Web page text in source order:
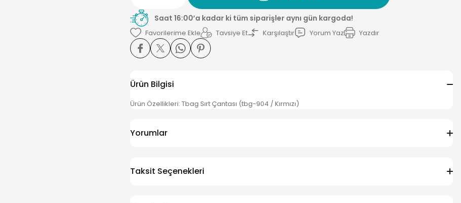
Saat 16:00’a kadar ki tüm siparişler aynı gün kargoda!
Tavsiye Et Karşılaştır Yorum Yaz Yazdır
Ürün Bilgisi
Ürün Özellikleri: Tbag Sırt Çantası (tbg-904 / Kırmızı)
Yorumlar
Taksit Seçenekleri